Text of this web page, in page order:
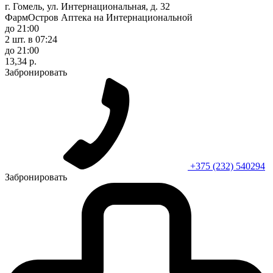
г. Гомель, ул. Интернациональная, д. 32
ФармОстров Аптека на Интернациональной
до 21:00
2 шт. в 07:24
до 21:00
13,34 р.
Забронировать
+375 (232) 540294
Забронировать